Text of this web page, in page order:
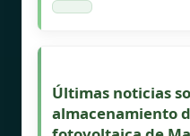
Últimas noticias
almacenamiento